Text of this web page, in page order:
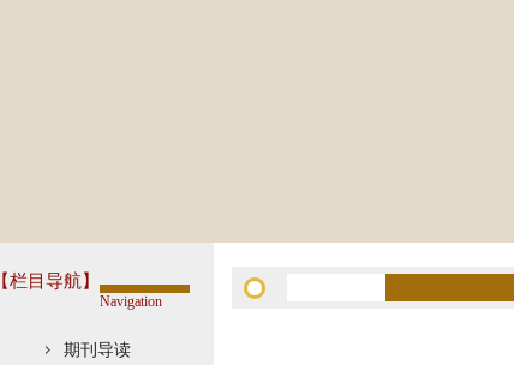
【栏目导航】
Navigation
期刊导读